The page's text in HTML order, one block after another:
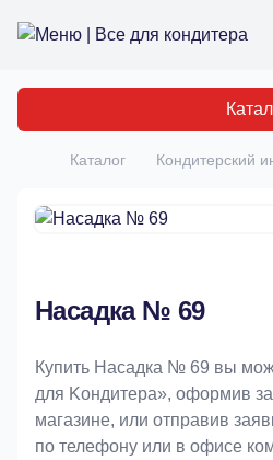
Все для кондитера
Главная
Каталог Кондитерский
Насадка № 69
Купить Насадка № 69 вы
для Koндитeрa», оформив
магазине, или отправив
по телефону или в офисе